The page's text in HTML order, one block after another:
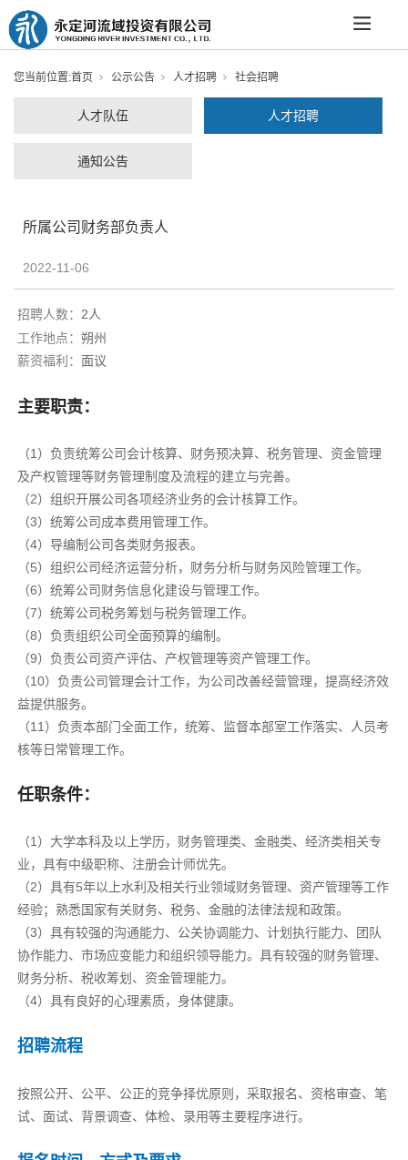
您当前位置:首页 公示公告 人才招聘 社会招聘
人才队伍 人才招聘
通知公告
所属公司财务部负责人
2022-11-06
招聘人数： 2人
工作地点：朔州
薪资福利：面议
主要职责：
（1）负责统筹公司会计核算、财务预决算、税务管理、资金管理
及产权管理等财务管理制度及流程的建立与完善。
（2）组织开展公司各项经济业务的会计核算工作。
（3）统筹公司成本费用管理工作。
（4）导编制公司各类财务报表。
（5）组织公司经济运营分析，财务分析与财务风险管理工作。
（6）统筹公司财务信息化建设与管理工作。
（7）统筹公司税务筹划与税务管理工作。
（8）负责组织公司全面预算的编制。
（9）负责公司资产评估、产权管理等资产管理工作。
（10）负责公司管理会计工作，为公司改善经营管理，提高经济效
益提供服务。
（11）负责本部门全面工作，统筹、监督本部室工作落实、人员考
核等日常管理工作。
任职条件：
（1）大学本科及以上学历，财务管理类、金融类、经济类相关专
业，具有中级职称、注册会计师优先。
（2）具有5年以上水利及相关行业领域财务管理、资产管理等工作
经验；熟悉国家有关财务、税务、金融的法律法规和政策。
（3）具有较强的沟通能力、公关协调能力、计划执行能力、团队
协作能力、市场应变能力和组织领导能力。具有较强的财务管理、
财务分析、税收筹划、资金管理能力。
（4）具有良好的心理素质，身体健康。
招聘流程
按照公开、公平、公正的竞争择优原则，采取报名、资格审查、笔
试、面试、背景调查、体检、录用等主要程序进行。